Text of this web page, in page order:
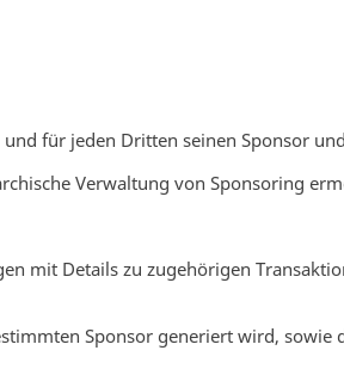
für jeden Dritten seinen Sponsor
Verwaltung von Sponsoring
mit Details zu zugehörigen
Sponsor generiert wird, sowie